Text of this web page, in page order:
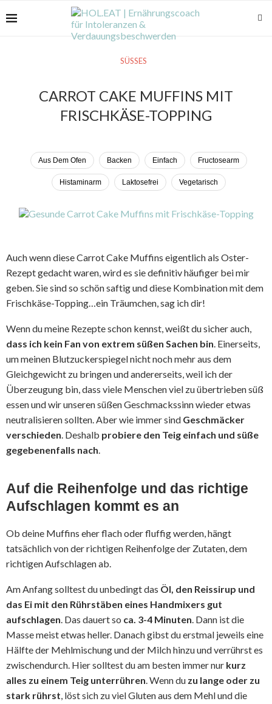
SÜSSES
CARROT CAKE MUFFINS MIT
FRISCHKÄSE-TOPPING
Aus Dem Ofen Backen Einfach Fructosearm
Histaminarm Laktosefrei Vegetarisch
Auch wenn diese Carrot Cake Muffins eigentlich als Oster-
Rezept gedacht waren, wird es sie definitiv häufiger bei mir
geben. Sie sind so schön saftig und diese Kombination mit dem
Frischkäse-Topping…ein Träumchen, sag ich dir!
Wenn du meine Rezepte schon kennst, weißt du sicher auch,
dass ich kein Fan von extrem süßen Sachen bin. Einerseits,
um meinen Blutzuckerspiegel nicht noch mehr aus dem
Gleichgewicht zu bringen und andererseits, weil ich der
Überzeugung bin, dass viele Menschen viel zu übertrieben süß
essen und wir unseren süßen Geschmackssinn wieder etwas
neutralisieren sollten. Aber wie immer sind Geschmäcker
verschieden. Deshalb probiere den Teig einfach und süße
gegebenenfalls nach.
Auf die Reihenfolge und das richtige
Aufschlagen kommt es an
Ob deine Muffins eher flach oder fluffig werden, hängt
tatsächlich von der richtigen Reihenfolge der Zutaten, dem
richtigen Aufschlagen ab.
Am Anfang solltest du unbedingt das Öl, den Reissirup und
das Ei mit den Rührstäben eines Handmixers gut
aufschlagen. Das dauert so ca. 3-4 Minuten. Dann ist die
Masse meist etwas heller. Danach gibst du erstmal jeweils eine
Hälfte der Mehlmischung und der Milch hinzu und verrührst es
zwischendurch. Hier solltest du am besten immer nur kurz
alles zu einem Teig unterrühren. Wenn du zu lange oder zu
stark rührst, löst sich zu viel Gluten aus dem Mehl und die